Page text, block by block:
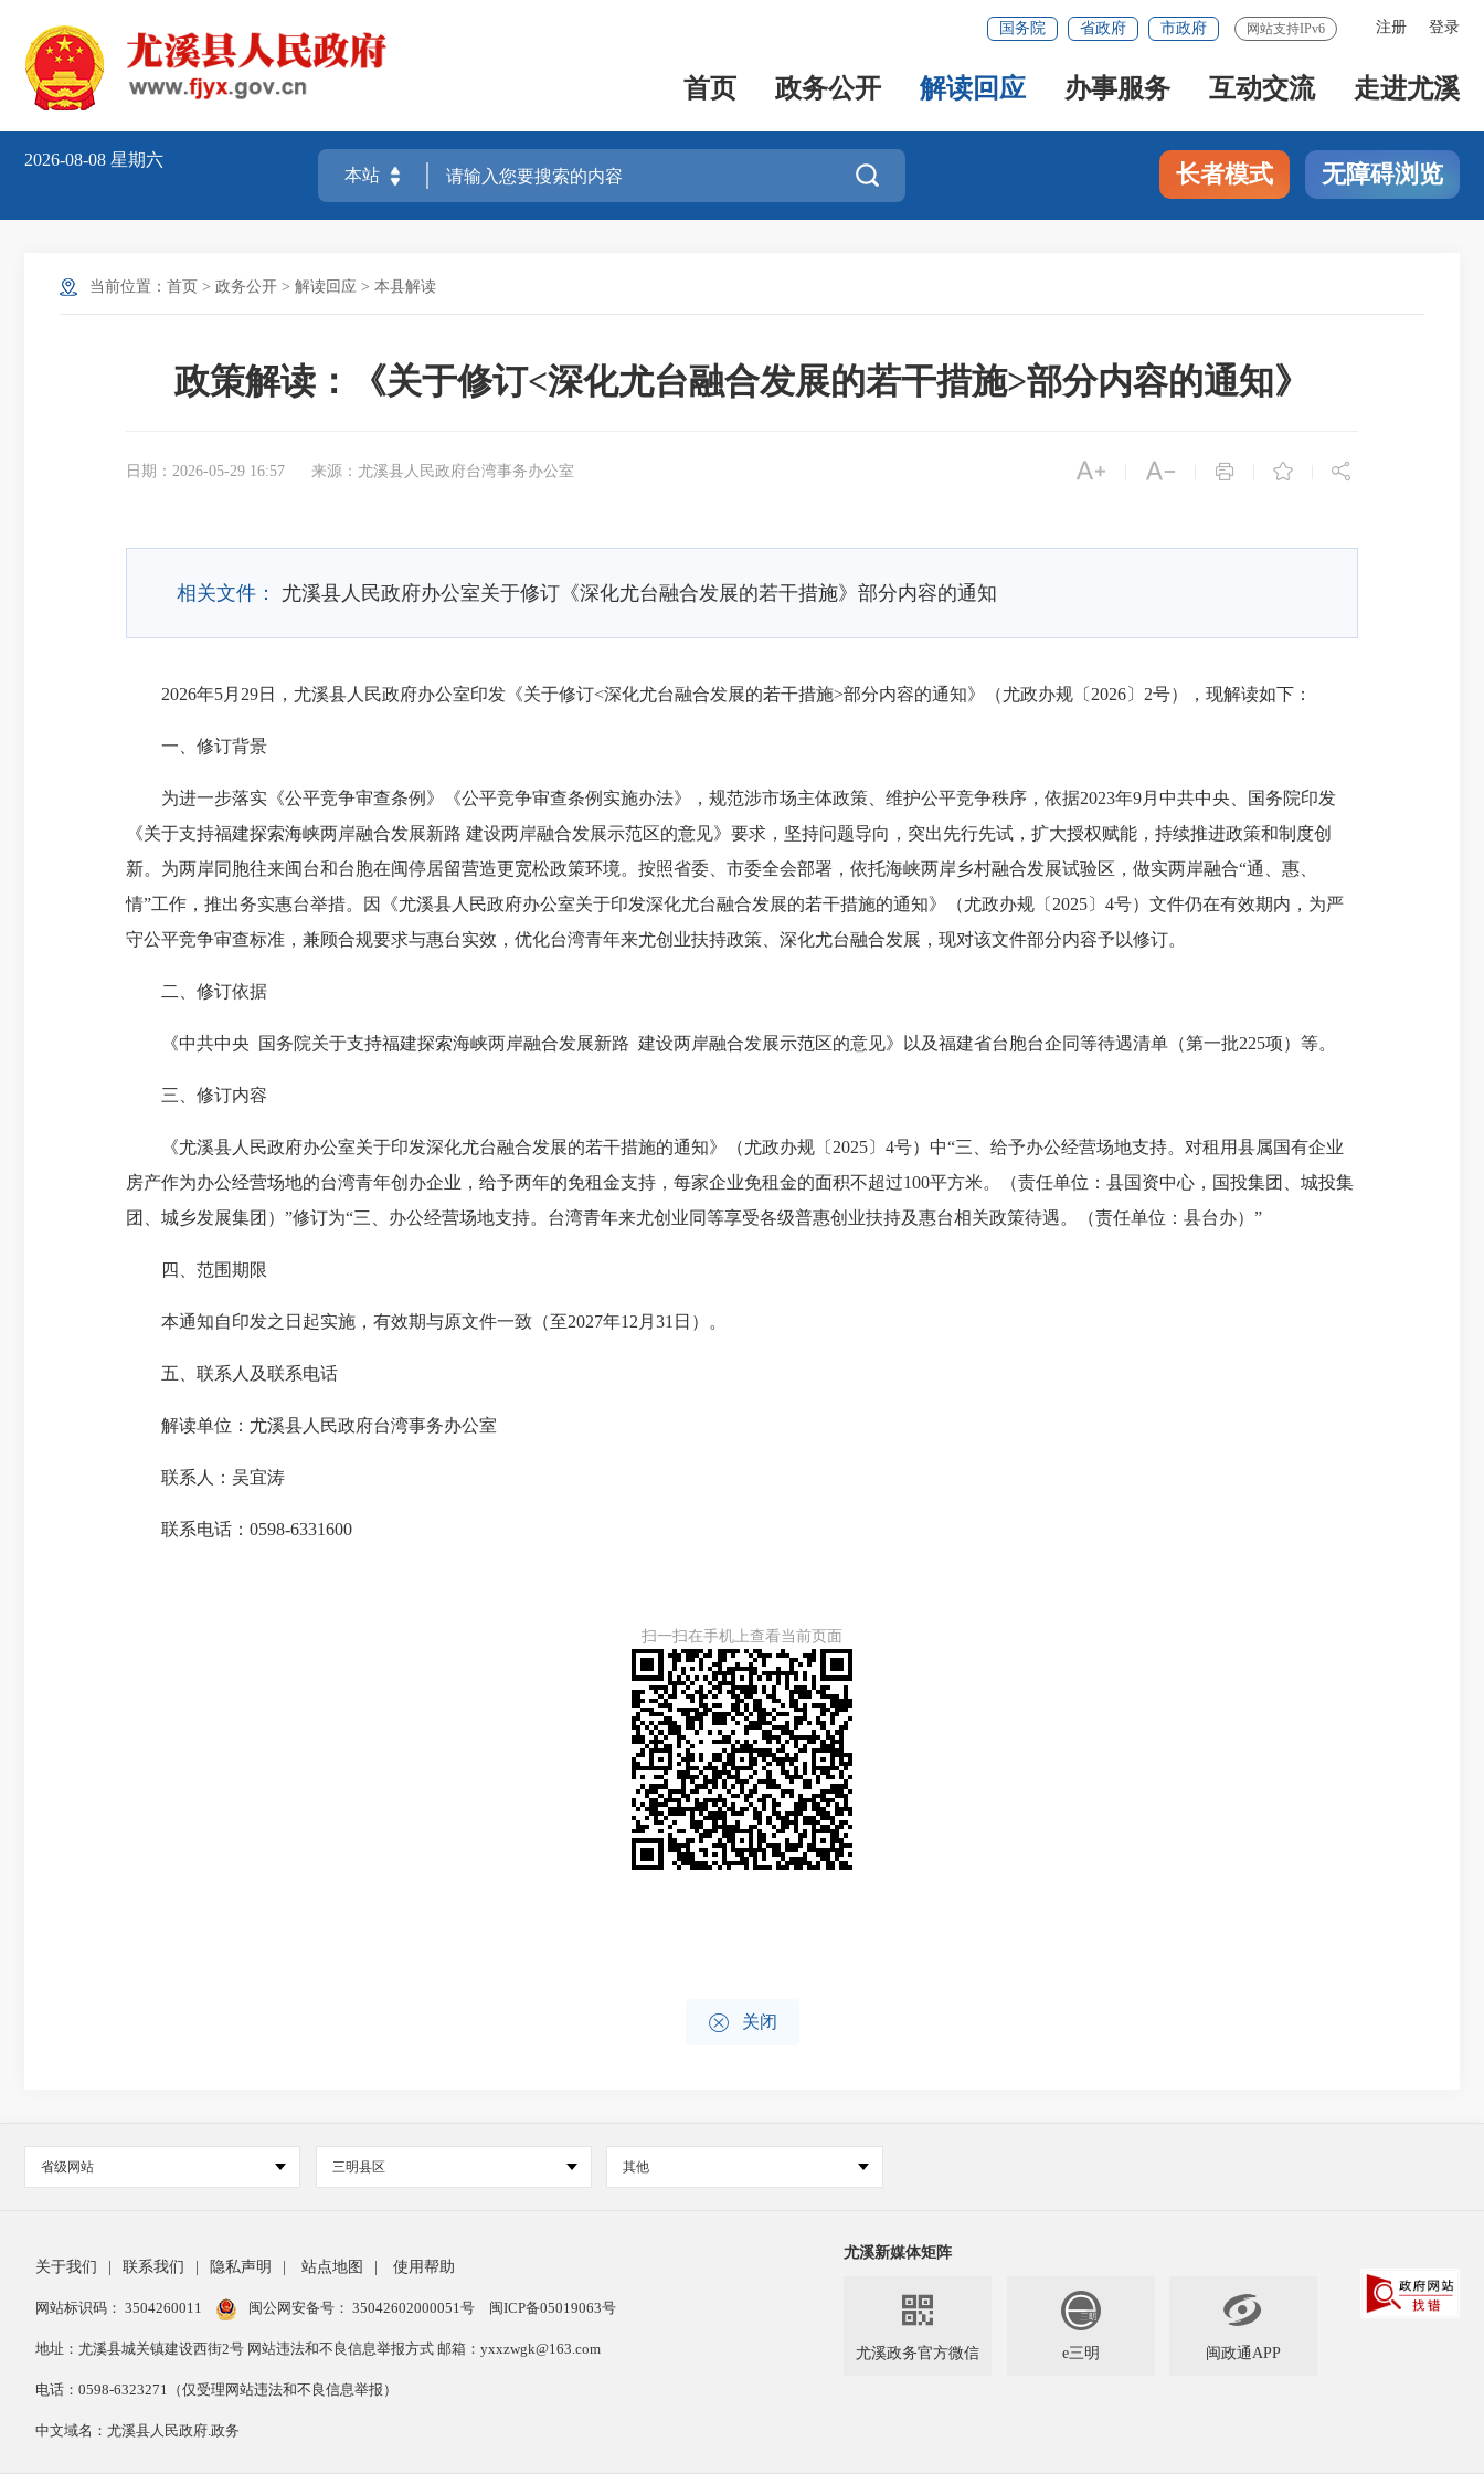
注册 登录
国务院 省政府 市政府 网站支持IPv6
首页 政务公开 解读回应 办事服务 互动交流 走进尤溪
2026-08-08 星期六
 长者模式 无障碍浏览
当前位置： 首页 > 政务公开 > 解读回应 > 本县解读
政策解读：《关于修订<深化尤台融合发展的若干措施>部分内容的通知》
日期：2026-05-29 16:57 来源：尤溪县人民政府台湾事务办公室     
相关文件： 尤溪县人民政府办公室关于修订《深化尤台融合发展的若干措施》部分内容的通知
2026年5月29日，尤溪县人民政府办公室印发《关于修订<深化尤台融合发展的若干措施>部分内容的通知》（尤政办规 〔2026〕2号），现解读如下：
一、修订背景
为进一步落实《公平竞争审查条例》《公平竞争审查条例实施办法》，规范涉市场主体政策、维护公平竞争秩序，依据2023年9月中共中央、国务院印发
《关于支持福建探索海峡两岸融合发展新路 建设两岸融合发展示范区的意见》要求，坚持问题导向，突出先行先试，扩大授权赋能，持续推进政策和制度创
新。为两岸同胞往来闽台和台胞在闽停居留营造更宽松政策环境。按照省委、市委全会部署，依托海峡两岸乡村融合发展试验区，做实两岸融合“通、惠、
情”工作，推出务实惠台举措。因《尤溪县人民政府办公室关于印发深化尤台融合发展的若干措施的通知》（尤政办规〔2025〕4号）文件仍在有效期内，为严
守公平竞争审查标准，兼顾合规要求与惠台实效，优化台湾青年来尤创业扶持政策、 深化尤台融合发展 ，现对该文件部分内容予以修订。
二、修订依据
《中共中央 国务院关于支持福建探索海峡两岸融合发展新路 建设两岸融合发展示范区的意见》以及福建省台胞台企同等待遇清单（第一批225项）等。
三、修订内容
《尤溪县人民政府办公室关于印发深化尤台融合发展的若干措施的通知》（尤政办规 〔2025〕4号）中“三、给予办公经营场地支持。对租用县属国有企业
房产作为办公经营场地的台湾青年创办企业，给予两年的免租金支持，每家企业免租金的面积不超过100平方米。（责任单位：县国资中心，国投集团、城投集
团、城乡发展集团）”修订为“三、办公经营场地支持。台湾青年来尤创业同等享受各级普惠创业扶持及惠台相关政策待遇。（责任单位：县台办）”
四、范围期限
本通知自印发之日起实施，有效期与原文件一致（至2027年12月31日）。
五、联系人及联系电话
解读单位：尤溪县人民政府台湾事务办公室
联系人：吴宜涛
联系电话：0598-6331600
扫一扫在手机上查看当前页面
 关闭
省级网站 三明县区 其他
关于我们 联系我们 隐私声明 站点地图 使用帮助
网站标识码： 3504260011 闽公网安备号： 35042602000051号 闽ICP备05019063号
地址：尤溪县城关镇建设西街2号 网站违法和不良信息举报方式 邮箱：yxxzwgk@163.com
电话：0598-6323271（仅受理网站违法和不良信息举报）
中文域名：尤溪县人民政府.政务
尤溪新媒体矩阵

尤溪政务官方微信 e三明

闽政通APP